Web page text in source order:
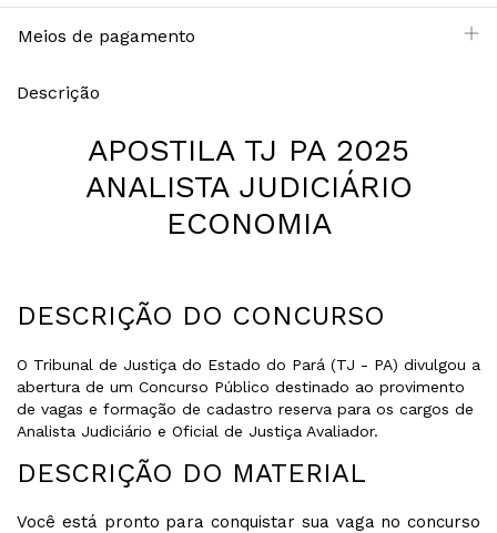
Meios de pagamento
Descrição
APOSTILA TJ PA 2025
ANALISTA JUDICIÁRIO
ECONOMIA
DESCRIÇÃO DO CONCURSO
O Tribunal de Justiça do Estado do Pará (TJ - PA) divulgou a
abertura de um Concurso Público destinado ao provimento
de vagas e formação de cadastro reserva para os cargos de
Analista Judiciário e Oficial de Justiça Avaliador.
DESCRIÇÃO DO MATERIAL
Você está pronto para conquistar sua vaga no concurso